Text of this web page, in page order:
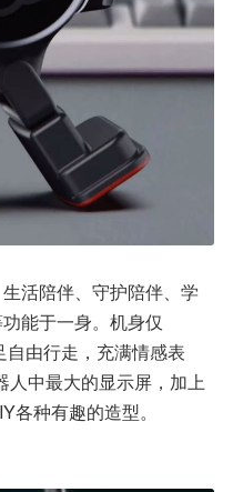
活陪伴、守护陪伴、学
能于一身。机身仅
由行走，充满情感表
人中最大的显示屏，加上
各种有趣的造型。